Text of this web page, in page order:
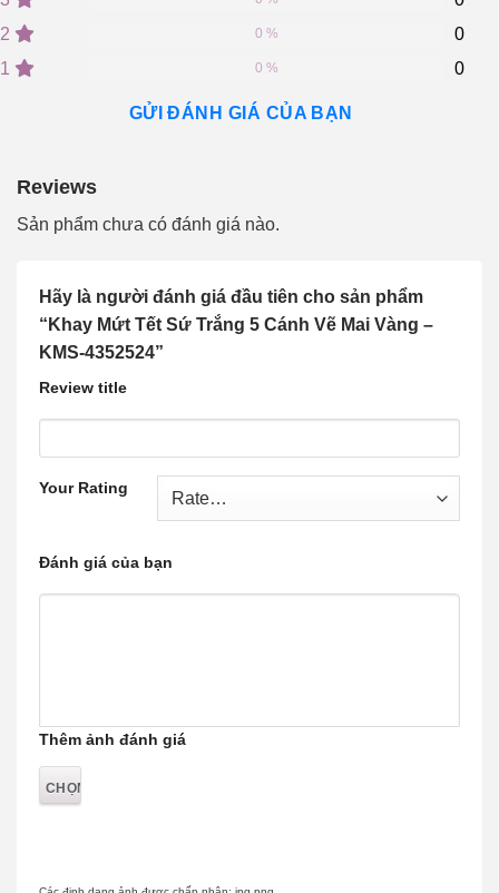
ratings
2 0
0 %
1 0
0 %
GỬI ĐÁNH GIÁ CỦA BẠN
Reviews
Sản phẩm chưa có đánh giá nào.
Hãy là người đánh giá đầu tiên cho sản phẩm
“Khay Mứt Tết Sứ Trắng 5 Cánh Vẽ Mai Vàng –
KMS-4352524”
Review title
Your Rating
Đánh giá của bạn
Thêm ảnh đánh giá